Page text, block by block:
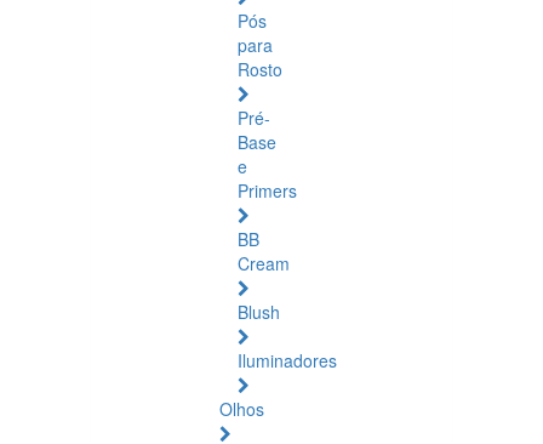
Pós
para
Rosto
Pré-
Base
e
Primers
BB
Cream
Blush
Iluminadores
Olhos